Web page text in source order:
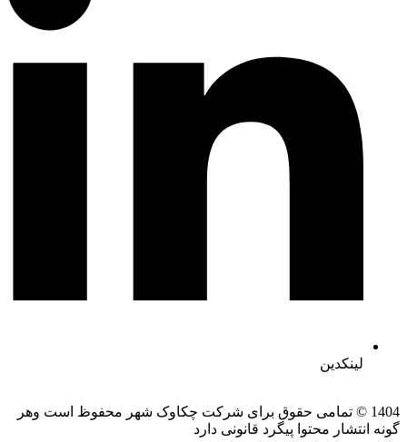
لینکدین
1404 © تمامی حقوق برای شرکت چکاوک شهر محفوظ است وهر
گونه انتشار محتوا پیگرد قانونی دارد